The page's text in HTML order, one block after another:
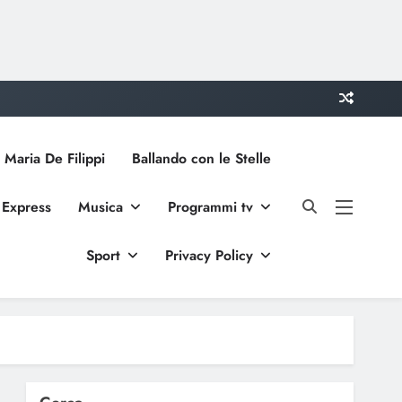
De Filippi Ballando con le Stelle
Musica Programmi tv
Sport Privacy Policy